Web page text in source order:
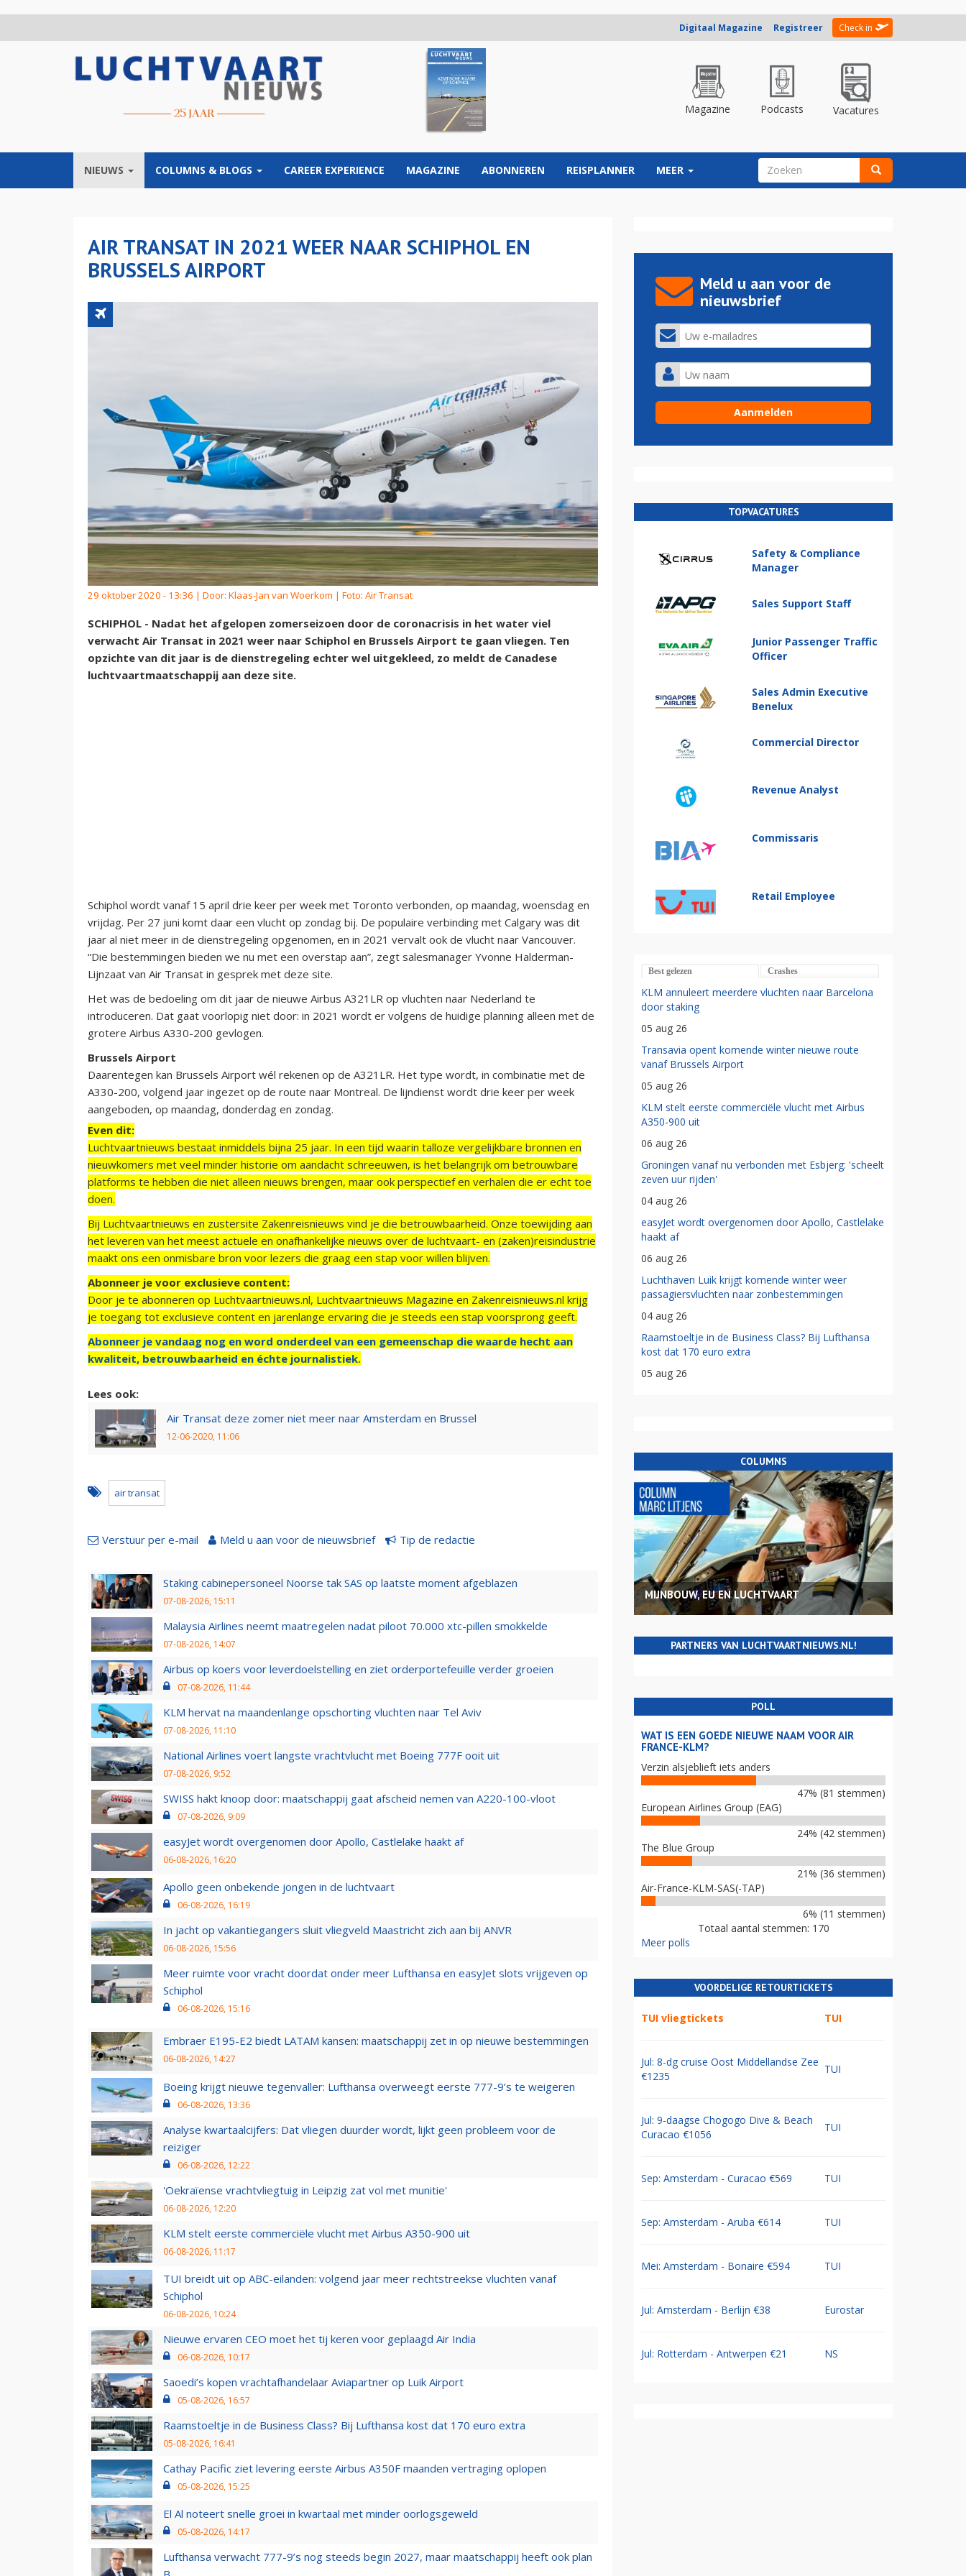
Digitaal Magazine Registreer Check in
Magazine Podcasts Vacatures
NIEUWS COLUMNS & BLOGS CAREER EXPERIENCE MAGAZINE ABONNEREN REISPLANNER MEER ZOEKVELD
AIR TRANSAT IN 2021 WEER NAAR SCHIPHOL EN
BRUSSELS AIRPORT
29 oktober 2020 - 13:36 | Door: Klaas-Jan van Woerkom | Foto: Air Transat
SCHIPHOL - Nadat het afgelopen zomerseizoen door de coronacrisis in het water viel
verwacht Air Transat in 2021 weer naar Schiphol en Brussels Airport te gaan vliegen. Ten
opzichte van dit jaar is de dienstregeling echter wel uitgekleed, zo meldt de Canadese
luchtvaartmaatschappij aan deze site.
Schiphol wordt vanaf 15 april drie keer per week met Toronto verbonden, op maandag, woensdag en
vrijdag. Per 27 juni komt daar een vlucht op zondag bij. De populaire verbinding met Calgary was dit
jaar al niet meer in de dienstregeling opgenomen, en in 2021 vervalt ook de vlucht naar Vancouver.
“Die bestemmingen bieden we nu met een overstap aan”, zegt salesmanager Yvonne Halderman-
Lijnzaat van Air Transat in gesprek met deze site.
Het was de bedoeling om dit jaar de nieuwe Airbus A321LR op vluchten naar Nederland te
introduceren. Dat gaat voorlopig niet door: in 2021 wordt er volgens de huidige planning alleen met de
grotere Airbus A330-200 gevlogen.
Brussels Airport
Daarentegen kan Brussels Airport wél rekenen op de A321LR. Het type wordt, in combinatie met de
A330-200, volgend jaar ingezet op de route naar Montreal. De lijndienst wordt drie keer per week
aangeboden, op maandag, donderdag en zondag.
Even dit:
Luchtvaartnieuws bestaat inmiddels bijna 25 jaar. In een tijd waarin talloze vergelijkbare bronnen en
nieuwkomers met veel minder historie om aandacht schreeuwen, is het belangrijk om betrouwbare
platforms te hebben die niet alleen nieuws brengen, maar ook perspectief en verhalen die er echt toe
doen.
Bij Luchtvaartnieuws en zustersite Zakenreisnieuws vind je die betrouwbaarheid. Onze toewijding aan
het leveren van het meest actuele en onafhankelijke nieuws over de luchtvaart- en (zaken)reisindustrie
maakt ons een onmisbare bron voor lezers die graag een stap voor willen blijven.
Abonneer je voor exclusieve content:
Door je te abonneren op Luchtvaartnieuws.nl, Luchtvaartnieuws Magazine en Zakenreisnieuws.nl krijg
je toegang tot exclusieve content en jarenlange ervaring die je steeds een stap voorsprong geeft.
Abonneer je vandaag nog en word onderdeel van een gemeenschap die waarde hecht aan
kwaliteit, betrouwbaarheid en échte journalistiek.
Lees ook:
Air Transat deze zomer niet meer naar Amsterdam en Brussel
12-06-2020, 11:06
air transat
Verstuur per e-mail Meld u aan voor de nieuwsbrief Tip de redactie
Staking cabinepersoneel Noorse tak SAS op laatste moment afgeblazen
07-08-2026, 15:11
Malaysia Airlines neemt maatregelen nadat piloot 70.000 xtc-pillen smokkelde
07-08-2026, 14:07
Airbus op koers voor leverdoelstelling en ziet orderportefeuille verder groeien
07-08-2026, 11:44
KLM hervat na maandenlange opschorting vluchten naar Tel Aviv
07-08-2026, 11:10
National Airlines voert langste vrachtvlucht met Boeing 777F ooit uit
07-08-2026, 9:52
SWISS hakt knoop door: maatschappij gaat afscheid nemen van A220-100-vloot
07-08-2026, 9:09
easyJet wordt overgenomen door Apollo, Castlelake haakt af
06-08-2026, 16:20
Apollo geen onbekende jongen in de luchtvaart
06-08-2026, 16:19
In jacht op vakantiegangers sluit vliegveld Maastricht zich aan bij ANVR
06-08-2026, 15:56
Meer ruimte voor vracht doordat onder meer Lufthansa en easyJet slots vrijgeven op
Schiphol
06-08-2026, 15:16
Embraer E195-E2 biedt LATAM kansen: maatschappij zet in op nieuwe bestemmingen
06-08-2026, 14:27
Boeing krijgt nieuwe tegenvaller: Lufthansa overweegt eerste 777-9’s te weigeren
06-08-2026, 13:36
Analyse kwartaalcijfers: Dat vliegen duurder wordt, lijkt geen probleem voor de
reiziger
06-08-2026, 12:22
'Oekraïense vrachtvliegtuig in Leipzig zat vol met munitie'
06-08-2026, 12:20
KLM stelt eerste commerciële vlucht met Airbus A350-900 uit
06-08-2026, 11:17
TUI breidt uit op ABC-eilanden: volgend jaar meer rechtstreekse vluchten vanaf
Schiphol
06-08-2026, 10:24
Nieuwe ervaren CEO moet het tij keren voor geplaagd Air India
06-08-2026, 10:17
Saoedi’s kopen vrachtafhandelaar Aviapartner op Luik Airport
05-08-2026, 16:57
Raamstoeltje in de Business Class? Bij Lufthansa kost dat 170 euro extra
05-08-2026, 16:41
Cathay Pacific ziet levering eerste Airbus A350F maanden vertraging oplopen
05-08-2026, 15:25
El Al noteert snelle groei in kwartaal met minder oorlogsgeweld
05-08-2026, 14:17
Lufthansa verwacht 777-9’s nog steeds begin 2027, maar maatschappij heeft ook plan
Meld u aan voor de
nieuwsbrief
TOPVACATURES
Safety & Compliance
Manager
Sales Support Staff
Junior Passenger Traffic
Officer
Sales Admin Executive
Benelux
Commercial Director
Revenue Analyst
Commissaris
Retail Employee
Best gelezen Crashes
KLM annuleert meerdere vluchten naar Barcelona
door staking
05 aug 26
Transavia opent komende winter nieuwe route
vanaf Brussels Airport
05 aug 26
KLM stelt eerste commerciële vlucht met Airbus
A350-900 uit
06 aug 26
Groningen vanaf nu verbonden met Esbjerg: 'scheelt
zeven uur rijden'
04 aug 26
easyJet wordt overgenomen door Apollo, Castlelake
haakt af
06 aug 26
Luchthaven Luik krijgt komende winter weer
passagiersvluchten naar zonbestemmingen
04 aug 26
Raamstoeltje in de Business Class? Bij Lufthansa
kost dat 170 euro extra
05 aug 26
COLUMNS
MIJNBOUW, EU EN LUCHTVAART
PARTNERS VAN LUCHTVAARTNIEUWS.NL!
POLL
WAT IS EEN GOEDE NIEUWE NAAM VOOR AIR
FRANCE-KLM?
Verzin alsjeblieft iets anders
47% (81 stemmen)
European Airlines Group (EAG)
24% (42 stemmen)
The Blue Group
21% (36 stemmen)
Air-France-KLM-SAS(-TAP)
6% (11 stemmen)
Totaal aantal stemmen: 170
Meer polls
VOORDELIGE RETOURTICKETS
TUI vliegtickets TUI
Jul: 8-dg cruise Oost Middellandse Zee
€1235
TUI
Jul: 9-daagse Chogogo Dive & Beach
Curacao €1056
TUI
Sep: Amsterdam - Curacao €569 TUI
Sep: Amsterdam - Aruba €614 TUI
Mei: Amsterdam - Bonaire €594 TUI
Jul: Amsterdam - Berlijn €38 Eurostar
Jul: Rotterdam - Antwerpen €21 NS